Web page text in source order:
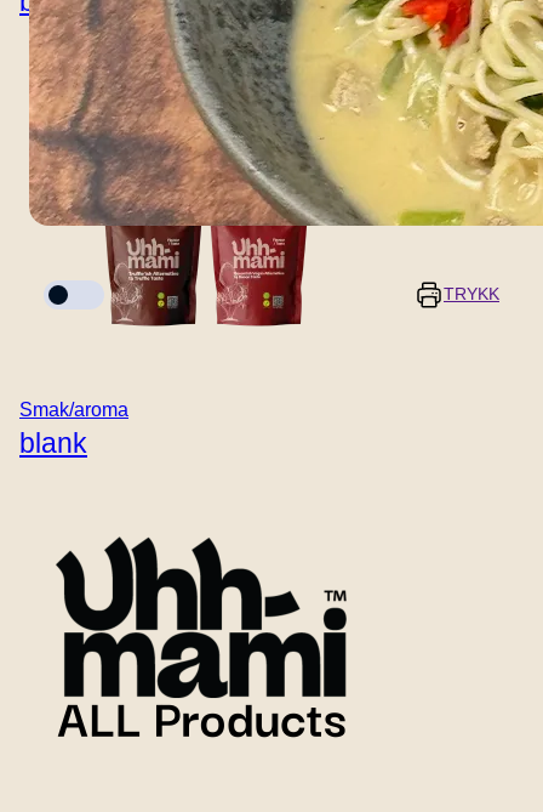
Smak/aroma
blank
Kokemodus TRYKK
Tilberedningstid
8 minutter
En velduftende og trøstende nudelsuppe i thailandsk